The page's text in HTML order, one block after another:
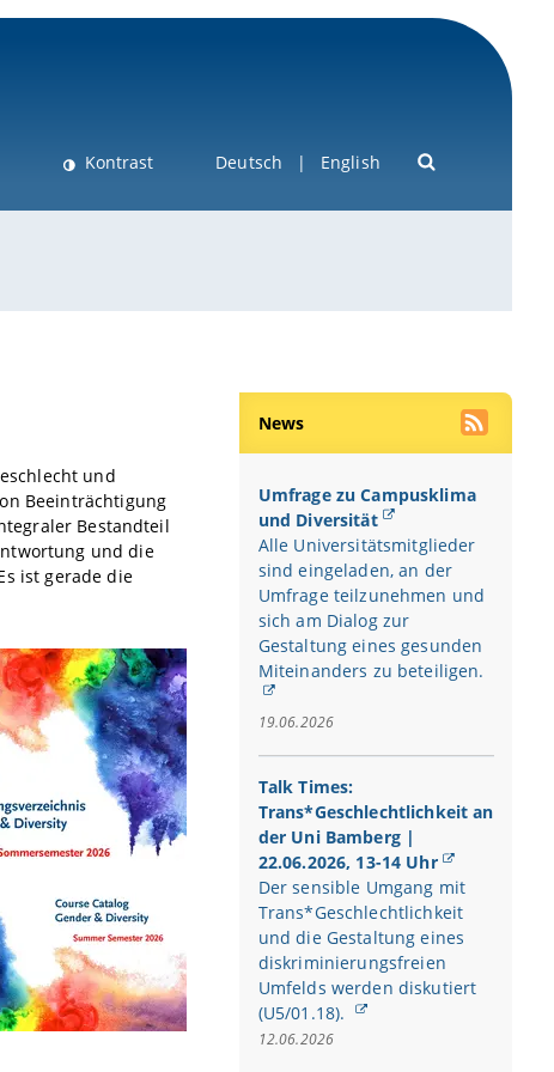
Kontrast Deutsch English
und
Beeinträchtigung
Bestandteil
und die
ist gerade die
News
Umfrage zu Campusklima
und Diversität
Alle Universitätsmitglieder
sind eingeladen, an der
Umfrage teilzunehmen und
sich am Dialog zur
Gestaltung eines gesunden
Miteinanders zu beteiligen.
19.06.2026
Talk Times:
Trans*Geschlechtlichkeit an
der Uni Bamberg |
22.06.2026, 13-14 Uhr
Der sensible Umgang mit
Trans*Geschlechtlichkeit
und die Gestaltung eines
diskriminierungsfreien
Umfelds werden diskutiert
(U5/01.18).
12.06.2026